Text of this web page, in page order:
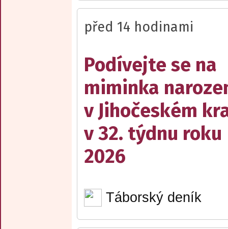
před 14 hodinami
Podívejte se na
miminka
v Jihočeském
v 32. týdnu roku
2026
Táborský deník